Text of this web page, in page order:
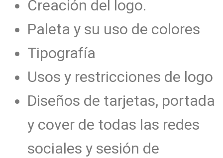
Creación del logo.
Paleta y su uso de colores
Tipografía
Usos y restricciones de logo
Diseños de tarjetas, portada
y cover de todas las redes
sociales y sesión de